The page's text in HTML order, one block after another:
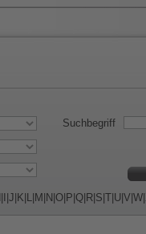
Suchbegriff
J K L M N O P Q R S T U V W